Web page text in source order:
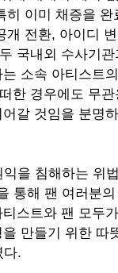
히 이미 채증을 완
개 전환, 아이디
국내외 수사기
소속 아티스트
한 경우에도 무
갈 것임을 분명
을 침해하는 위
통해 팬 여러분
스트와 팬 모두
만들기 위한 따
다.